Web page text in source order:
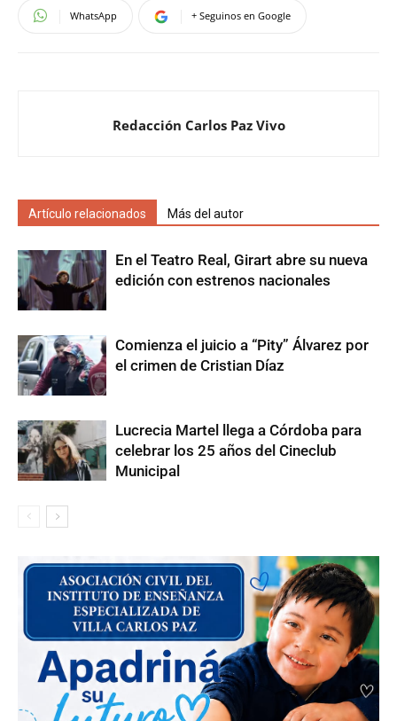
WhatsApp + Seguinos en Google
Redacción Carlos Paz Vivo
Artículo relacionados Más del autor
En el Teatro Real, Girart abre su nueva
edición con estrenos nacionales
Comienza el juicio a “Pity” Álvarez por
el crimen de Cristian Díaz
Lucrecia Martel llega a Córdoba para
celebrar los 25 años del Cineclub
Municipal